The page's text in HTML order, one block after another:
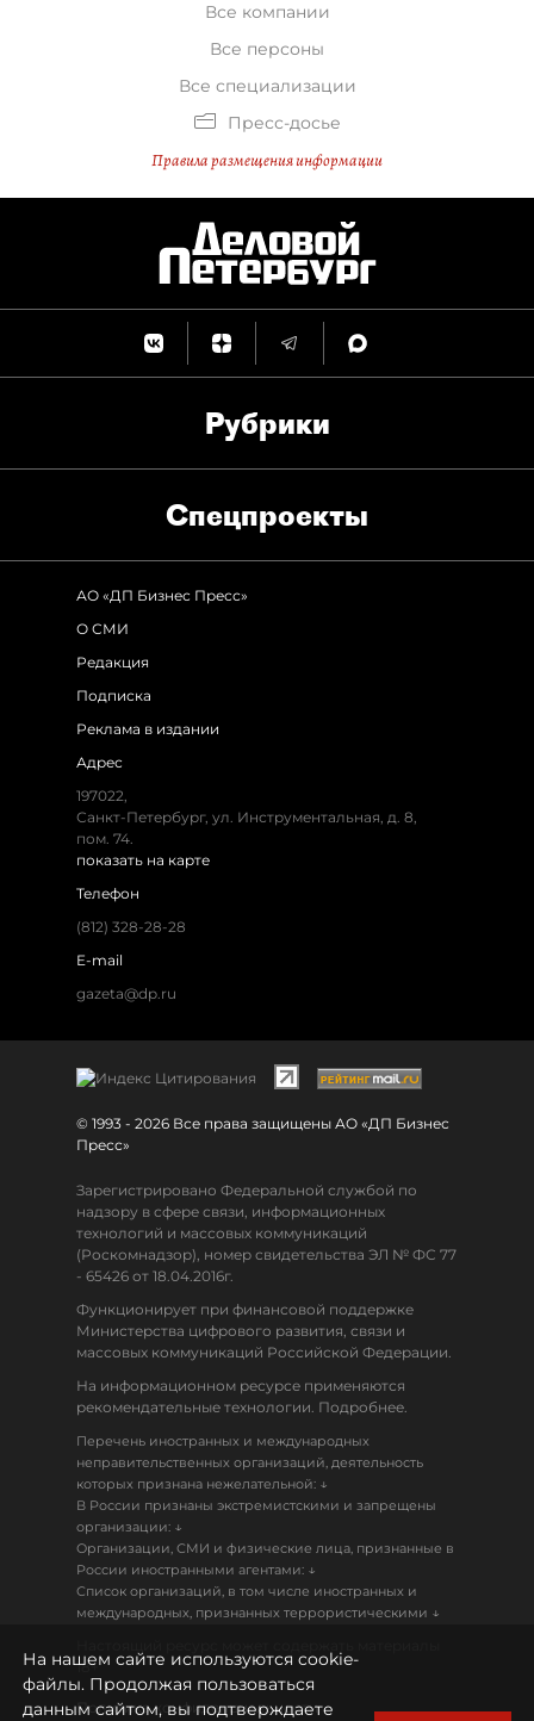
Все компании
Все персоны
Все специализации
Пресс-досье
Правила размещения информации
Рубрики
Спец­проекты
АО «ДП Бизнес Пресс»
О СМИ
Редакция
Подписка
Реклама в издании
Адрес
197022,
Санкт-Петербург, ул. Инструментальная, д. 8,
пом. 74.
показать на карте
Телефон
(812) 328-28-28
E-mail
gazeta@dp.ru
© 1993 - 2026 Все права защищены АО «ДП Бизнес
Пресс»
Зарегистрировано Федеральной службой по
надзору в сфере связи, информационных
технологий и массовых коммуникаций
(Роскомнадзор), номер свидетельства ЭЛ № ФС 77
- 65426 от 18.04.2016г.
Функционирует при финансовой поддержке
Министерства цифрового развития, связи и
массовых коммуникаций Российской Федерации.
На информационном ресурсе применяются
рекомендательные технологии. Подробнее.
Перечень иностранных и международных
неправительственных организаций, деятельность
которых признана нежелательной: ↓
В России признаны экстремистскими и запрещены
организации: ↓
Организации, СМИ и физические лица, признанные в
России иностранными агентами: ↓
Список организаций, в том числе иностранных и
международных, признанных террористическими ↓
18+
Политика конфиденциальности
На нашем сайте используются cookie-
файлы. Продолжая пользоваться
данным сайтом, вы подтверждаете